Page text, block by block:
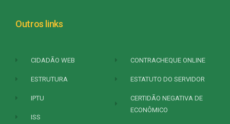
Outros links
CIDADÃO WEB
ESTRUTURA
IPTU
ISS
CONTRACHEQUE ONLINE
ESTATUTO DO SERVIDOR
CERTIDÃO NEGATIVA DE
ECONÔMICO